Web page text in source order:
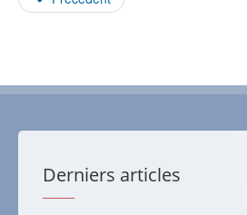
Derniers articles